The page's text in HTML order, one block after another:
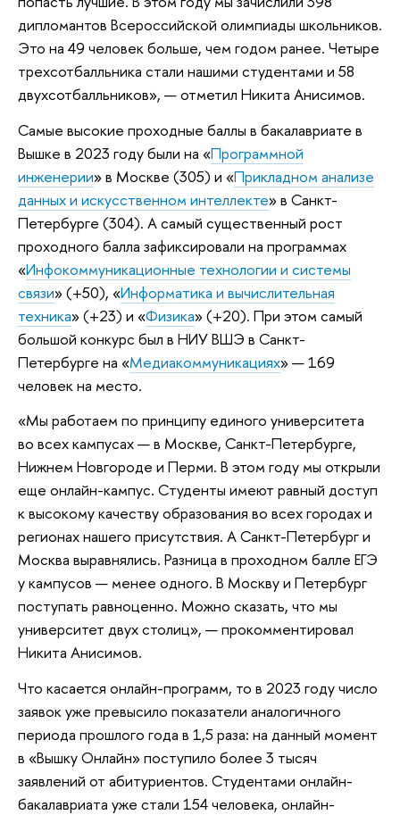
дипломантов Всероссийской олимпиады школьников.
Это на 49 человек больше, чем годом ранее. Четыре
трехсотбалльника стали нашими студентами и 58
двухсотбалльников», — отметил Никита Анисимов.
Самые высокие проходные баллы в бакалавриате в
Вышке в 2023 году были на «Программной
инженерии» в Москве (305) и «Прикладном анализе
данных и искусственном интеллекте» в Санкт-
Петербурге (304). А самый существенный рост
проходного балла зафиксировали на программах
«Инфокоммуникационные технологии и системы
связи» (+50), «Информатика и вычислительная
техника» (+23) и «Физика» (+20). При этом самый
большой конкурс был в НИУ ВШЭ в Санкт-
Петербурге на «Медиакоммуникациях» — 169
человек на место.
«Мы работаем по принципу единого университета
во всех кампусах — в Москве, Санкт-Петербурге,
Нижнем Новгороде и Перми. В этом году мы открыли
еще онлайн-кампус. Студенты имеют равный доступ
к высокому качеству образования во всех городах и
регионах нашего присутствия. А Санкт-Петербург и
Москва выравнялись. Разница в проходном балле ЕГЭ
у кампусов — менее одного. В Москву и Петербург
поступать равноценно. Можно сказать, что мы
университет двух столиц», — прокомментировал
Никита Анисимов.
Что касается онлайн-программ, то в 2023 году число
заявок уже превысило показатели аналогичного
периода прошлого года в 1,5 раза: на данный момент
в «Вышку Онлайн» поступило более 3 тысяч
заявлений от абитуриентов. Студентами онлайн-
бакалавриата уже стали 154 человека, онлайн-